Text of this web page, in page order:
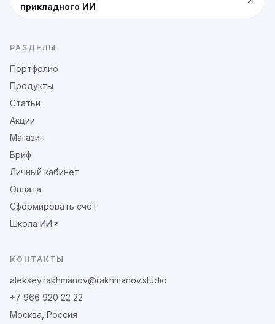
прикладного ИИ
РАЗДЕЛЫ
Портфолио
Продукты
Статьи
Акции
Магазин
Бриф
Личный кабинет
Оплата
Сформировать счёт
Школа ИИ
КОНТАКТЫ
aleksey.rakhmanov@rakhmanov.studio
+7 966 920 22 22
Москва, Россия